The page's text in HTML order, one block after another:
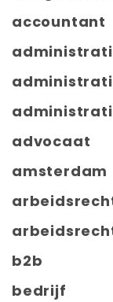
accountant
advocaat
amsterdam
b2b
bedrijf